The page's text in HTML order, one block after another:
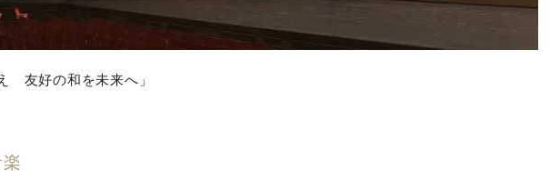
友好の和を未来へ」